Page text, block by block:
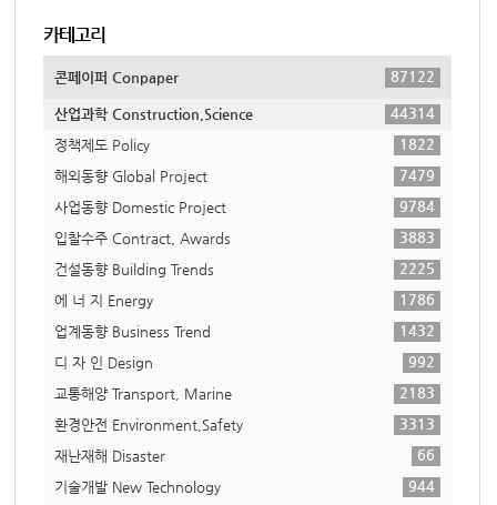
카테고리
콘페이퍼 Conpaper 87122
산업과학 Construction,Science
44314
정책제도 Policy
1822
해외동향 Global Project
7479
사업동향 Domestic Project
9784
입찰수주 Contract, Awards
3883
건설동향 Building Trends
2225
에 너 지 Energy
1786
업계동향 Business Trend
1432
디 자 인 Design
992
교통해양 Transport, Marine
2183
환경안전 Environment,Safety
3313
재난재해 Disaster
66
기술개발 New Technology
944